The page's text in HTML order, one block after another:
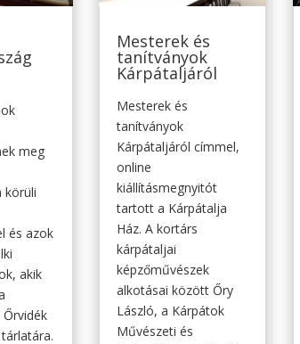
meg
körüli
és azok
akik
Mesterek és
tanítványok
Kárpátaljáról
Mesterek és
tanítványok
Kárpátaljáról címmel,
online
kiállításmegnyitót
tartott a Kárpátalja
Ház. A kortárs
kárpátaljai
képzőművészek
alkotásai között Őry
László, a Kárpátok
Művészeti és